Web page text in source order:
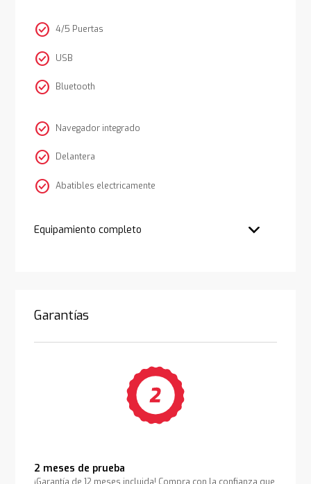
check_circle 4/5 Puertas
check_circle USB
check_circle Bluetooth
check_circle Navegador integrado
check_circle Delantera
check_circle Abatibles electricamente
Equipamiento completo
Garantías
2 meses de prueba